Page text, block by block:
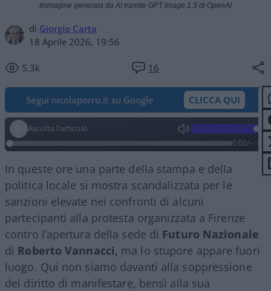
di Giorgio Carta
18 Aprile 2026, 19:56
5.3k 16
Immagine generata da AI tramite GPT Image 1.5 di OpenAI
Segui nicolaporro.it su Google CLICCA QUI
Ascolta l'articolo
0:00/--:--
In queste ore una parte della stampa e della
politica locale si mostra scandalizzata per le
sanzioni elevate nei confronti di alcuni
partecipanti alla protesta organizzata a Firenze
contro l’apertura della sede di Futuro Nazionale
di Roberto Vannacci, ma lo stupore appare fuori
luogo. Qui non siamo davanti alla soppressione
del diritto di manifestare, bensì alla sua